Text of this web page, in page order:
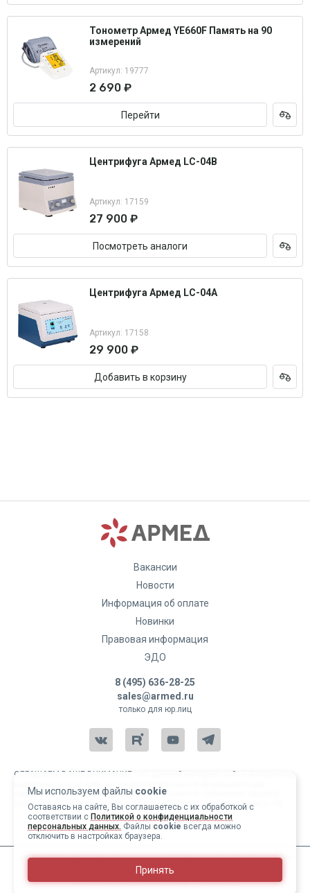
Тонометр Армед YE660F Память на 90
измерений
Артикул: 19777
2 690 ₽
Перейти
Центрифуга Армед LC-04B
Артикул: 17159
27 900 ₽
Посмотреть аналоги
Центрифуга Армед LC-04A
Артикул: 17158
29 900 ₽
Добавить в корзину
Мы используем файлы cookie
Оставаясь на сайте, Вы соглашаетесь с их обработкой с
соответствии с Политикой о конфиденциальности
персональных данных. Файлы cookie всегда можно
отключить в настройках браузера.
Принять
Вакансии
Новости
Информация об оплате
Новинки
Правовая информация
ЭДО
8 (495) 636-28-25
sales@armed.ru
только для юр.лиц
ОБРАЩАЕМ ВАШЕ ВНИМАНИЕ, что данный интернет-сайт и материалы,
характер и ни при каких условиях не являются публичной офертой,
определяемой положениями статьи 437 Гражданского кодекса РФ.
Copyright 2004-2026 © Армед
ИМЕЮТСЯ ПРОТИВОПОКАЗАНИЯ, ПЕРЕД ИСПОЛЬЗОВАНИЕМ
НЕОБХОДИМО ОЗНАКОМИТЬСЯ С ИНСТРУКЦИЕЙ И
ПРОКОНСУЛЬТИРОВАТЬСЯ С ВРАЧОМ